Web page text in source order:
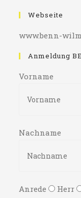
Webseite
www.benn-
Anmeldung
Vorname
Nachname
Anrede Herr